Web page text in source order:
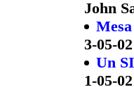
John
3-05-02
Un
1-05-02